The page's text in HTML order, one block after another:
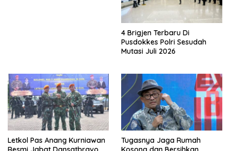
4 Brigjen Terbaru Di
Pusdokkes Polri Sesudah
Mutasi Juli 2026
Letkol Pas Anang Kurniawan
Tugasnya Jaga Rumah